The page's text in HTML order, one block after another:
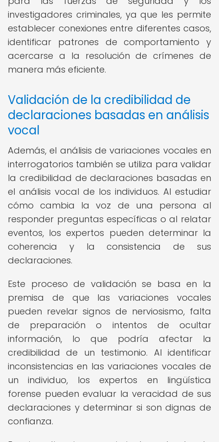
investigadores criminales, ya que les permite
establecer conexiones entre diferentes casos,
identificar patrones de comportamiento y
acercarse a la resolución de crímenes de
manera más eficiente.
Validación de la credibilidad de
declaraciones basadas en análisis
vocal
Además, el análisis de variaciones vocales en
interrogatorios también se utiliza para validar
la credibilidad de declaraciones basadas en
el análisis vocal de los individuos. Al estudiar
cómo cambia la voz de una persona al
responder preguntas específicas o al relatar
eventos, los expertos pueden determinar la
coherencia y la consistencia de sus
declaraciones.
Este proceso de validación se basa en la
premisa de que las variaciones vocales
pueden revelar signos de nerviosismo, falta
de preparación o intentos de ocultar
información, lo que podría afectar la
credibilidad de un testimonio. Al identificar
inconsistencias en las variaciones vocales de
un individuo, los expertos en lingüística
forense pueden evaluar la veracidad de sus
declaraciones y determinar si son dignas de
confianza.